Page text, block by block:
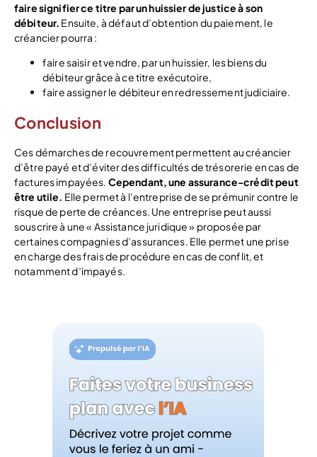
faire signifier ce titre par un huissier de justice à son
débiteur. Ensuite, à défaut d’obtention du paiement, le
créancier pourra :
faire saisir et vendre, par un huissier, les biens du
débiteur grâce à ce titre exécutoire,
faire assigner le débiteur en redressement judiciaire.
Conclusion
Ces démarches de recouvrement permettent au créancier
d’être payé et d’éviter des difficultés de trésorerie en cas de
factures impayées. Cependant, une assurance-crédit peut
être utile. Elle permet à l’entreprise de se prémunir contre le
risque de perte de créances. Une entreprise peut aussi
souscrire à une « Assistance juridique » proposée par
certaines compagnies d’assurances. Elle permet une prise
en charge des frais de procédure en cas de conflit, et
notamment d’impayés.